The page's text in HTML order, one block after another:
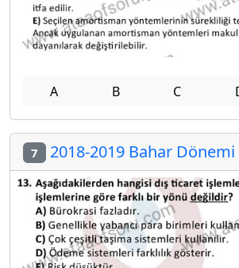
A B C
7 2018-2019 Bahar Dönemi